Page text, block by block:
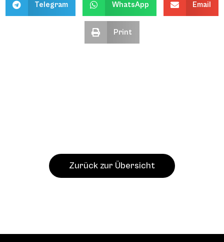
Telegram WhatsApp Email
Print
Zurück zur Übersicht